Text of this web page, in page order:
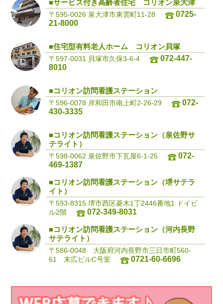
■サービス付き高齢者住宅 コリオン泉大津
〒595-0026 泉大津市東雲町11-28
0725-
21-8000
■住宅型有料老人ホーム コリオン貝塚
〒597-0031 貝塚市久保3-6-4
072-447-
8010
■コリオン訪問看護ステーション
〒596-0078 岸和田市南上町2-26-29
072-
430-3335
■コリオン訪問看護ステーション（泉佐野サ
テライト）
〒598-0062 泉佐野市下瓦屋6-1-25
072-
469-1387
■コリオン訪問看護ステーション（堺サテラ
イト）
〒593-8315 堺市西区菱木1丁2446番地1 ドイビ
ル2階
072-349-8031
■コリオン訪問看護ステーション（河内長野
サテライト）
〒586-0048 大阪府河内長野市三日市町560-
61 末広ビルC号室
0721-60-6696